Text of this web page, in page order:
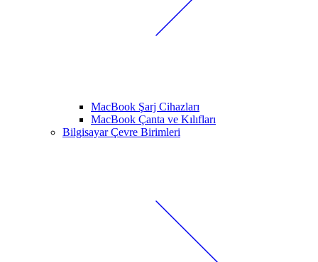
MacBook Şarj Cihazları
MacBook Çanta ve Kılıfları
Bilgisayar Çevre Birimleri